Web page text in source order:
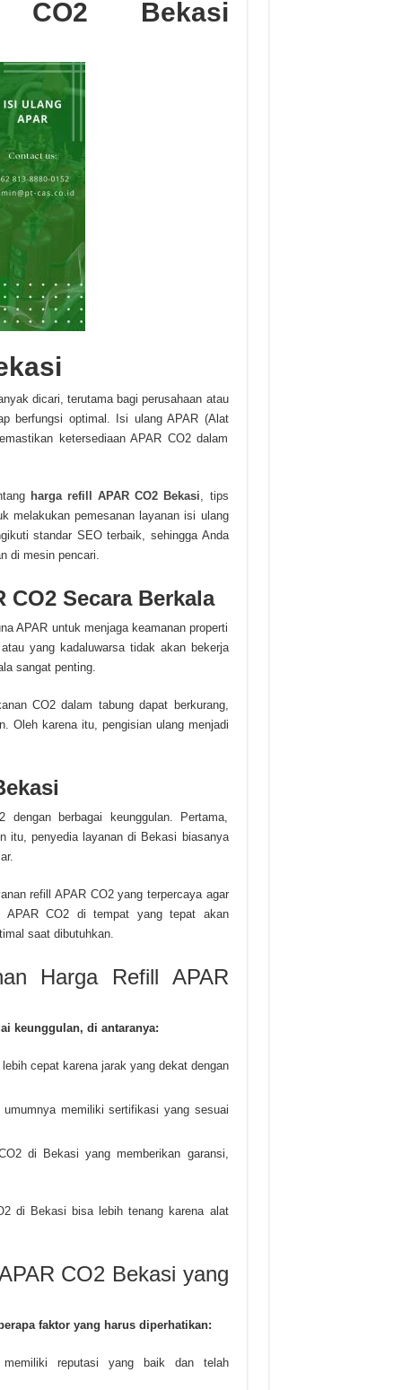
Bekasi
dicari, terutama bagi perusahaan atau
berfungsi optimal. Isi ulang APAR (Alat
ketersediaan APAR CO2 dalam
harga refill APAR CO2 Bekasi, tips
melakukan pemesanan layanan isi ulang
standar SEO terbaik, sehingga Anda
di mesin pencari.
Secara Berkala
APAR untuk menjaga keamanan properti
yang kadaluwarsa tidak akan bekerja
sangat penting.
CO2 dalam tabung dapat berkurang,
Oleh karena itu, pengisian ulang menjadi
berbagai keunggulan. Pertama,
itu, penyedia layanan di Bekasi biasanya
refill APAR CO2 yang terpercaya agar
CO2 di tempat yang tepat akan
saat dibutuhkan.
Harga Refill APAR
keunggulan, di antaranya:
cepat karena jarak yang dekat dengan
memiliki sertifikasi yang sesuai
di Bekasi yang memberikan garansi,
di Bekasi bisa lebih tenang karena alat
CO2 Bekasi yang
faktor yang harus diperhatikan:
reputasi yang baik dan telah